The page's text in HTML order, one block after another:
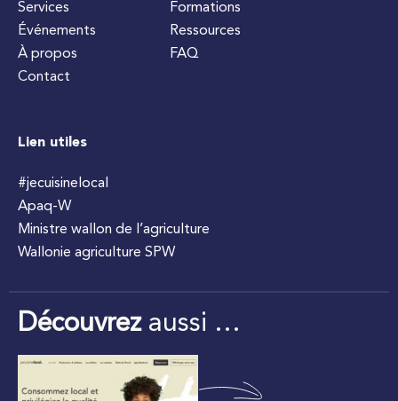
Services
Événements
À propos
Contact
Formations
Ressources
FAQ
Lien utiles
#jecuisinelocal
Apaq-W
Ministre wallon de l’agriculture
Wallonie agriculture SPW
Découvrezaussi …